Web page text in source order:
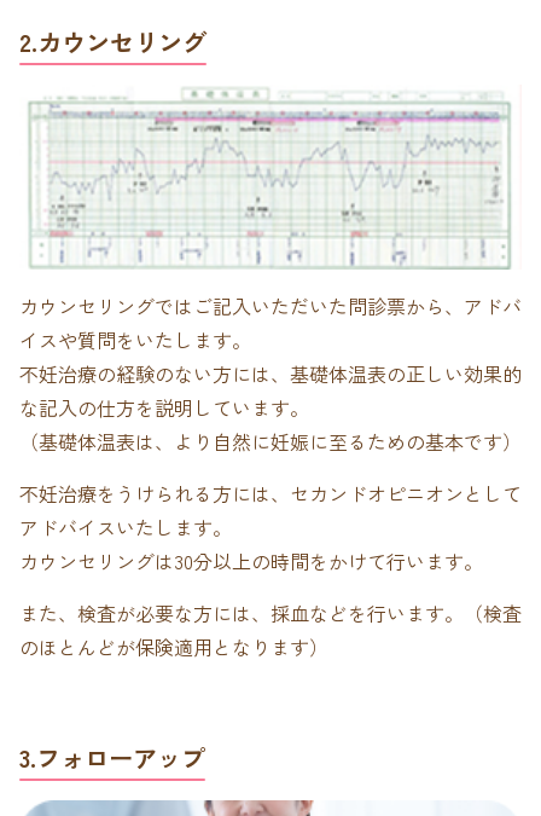
2.カウンセリング
カウンセリングではご記入いただいた問診票から、アドバ
イスや質問をいたします。
不妊治療の経験のない方には、基礎体温表の正しい効果的
な記入の仕方を説明しています。
（基礎体温表は、より自然に妊娠に至るための基本です）
不妊治療をうけられる方には、セカンドオピニオンとして
アドバイスいたします。
カウンセリングは30分以上の時間をかけて行います。
また、検査が必要な方には、採血などを行います。（検査
のほとんどが保険適用となります）
3.フォローアップ